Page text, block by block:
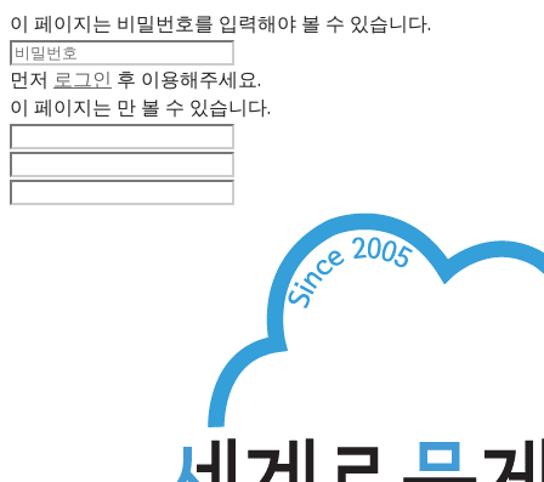
이 페이지는 비밀번호를 입력해야 볼 수 있습니다.
먼저 로그인 후 이용해주세요.
이 페이지는 만 볼 수 있습니다.